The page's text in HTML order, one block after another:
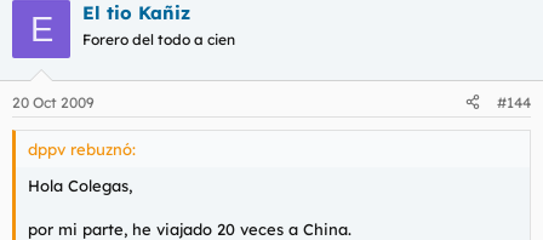
E El tio Kañiz
Forero del todo a cien
20 Oct 2009 #144
dppv rebuznó:
Hola Colegas,
por mi parte, he viajado 20 veces a China.